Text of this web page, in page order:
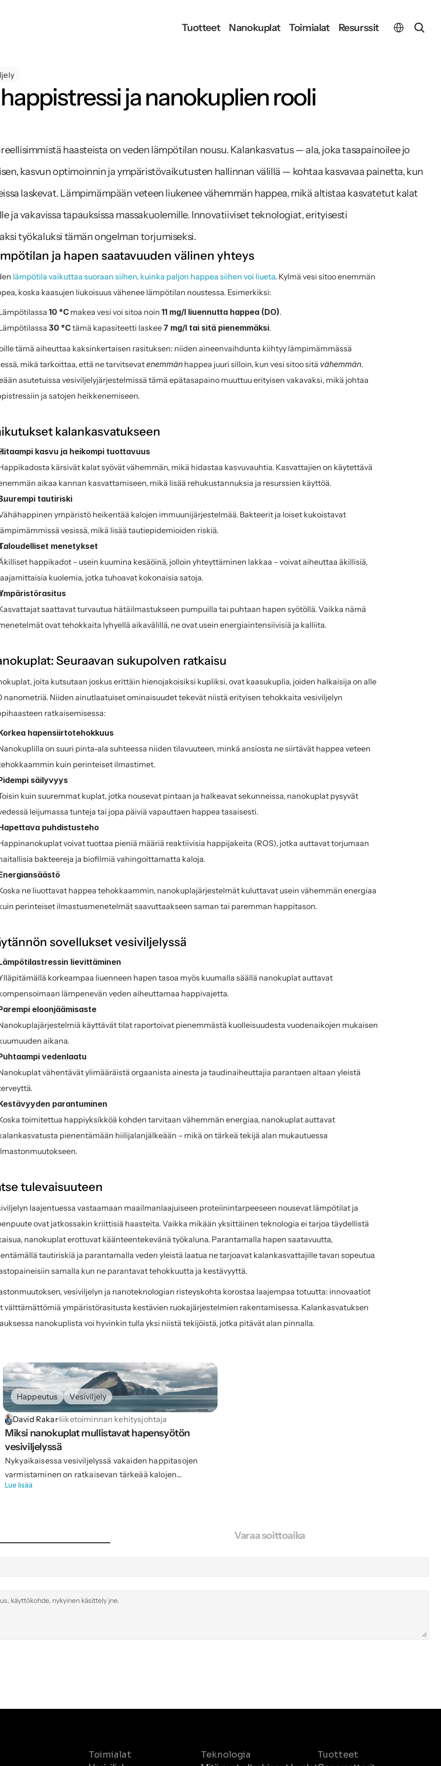
Tuotteet Nanokuplat Toimialat Resurssit
ja nanokuplien rooli
haasteista on veden lämpötilan nousu. Kalankasvatus — ala, joka tasapainoilee jo
kasvun optimoinnin ja ympäristövaikutusten hallinnan välillä — kohtaa kasvavaa painetta, kun
laskevat. Lämpimämpään veteen liukenee vähemmän happea, mikä altistaa kasvatetut kalat
ja vakavissa tapauksissa massakuolemille. Innovatiiviset teknologiat, erityisesti
työkaluksi tämän ongelman torjumiseksi.
ja hapen saatavuuden välinen yhteys
lämpötila vaikuttaa suoraan siihen, kuinka paljon happea siihen voi liueta. Kylmä vesi sitoo enemmän
koska kaasujen liukoisuus vähenee lämpötilan noustessa. Esimerkiksi:
10 °C makea vesi voi sitoa noin 11 mg/l liuennutta happea (DO).
30 °C tämä kapasiteetti laskee 7 mg/l tai sitä pienemmäksi.
tämä aiheuttaa kaksinkertaisen rasituksen: niiden aineenvaihdunta kiihtyy lämpimämmässä
mikä tarkoittaa, että ne tarvitsevat enemmän happea juuri silloin, kun vesi sitoo sitä vähemmän.
asutetuissa vesiviljelyjärjestelmissä tämä epätasapaino muuttuu erityisen vakavaksi, mikä johtaa
ja satojen heikkenemiseen.
kalankasvatukseen
kasvu ja heikompi tuottavuus
kärsivät kalat syövät vähemmän, mikä hidastaa kasvuvauhtia. Kasvattajien on käytettävä
aikaa kannan kasvattamiseen, mikä lisää rehukustannuksia ja resurssien käyttöä.
tautiriski
ympäristö heikentää kalojen immuunijärjestelmää. Bakteerit ja loiset kukoistavat
vesissä, mikä lisää tautiepidemioiden riskiä.
menetykset
happikadot – usein kuumina kesäöinä, jolloin yhteyttäminen lakkaa – voivat aiheuttaa äkillisiä,
kuolemia, jotka tuhoavat kokonaisia satoja.
saattavat turvautua hätäilmastukseen pumpuilla tai puhtaan hapen syötöllä. Vaikka nämä
ovat tehokkaita lyhyellä aikavälillä, ne ovat usein energiaintensiivisiä ja kalliita.
Seuraavan sukupolven ratkaisu
joita kutsutaan joskus erittäin hienojakoisiksi kupliksi, ovat kaasukuplia, joiden halkaisija on alle
nanometriä. Niiden ainutlaatuiset ominaisuudet tekevät niistä erityisen tehokkaita vesiviljelyn
ratkaisemisessa:
hapensiirtotehokkuus
on suuri pinta-ala suhteessa niiden tilavuuteen, minkä ansiosta ne siirtävät happea veteen
kuin perinteiset ilmastimet.
säilyvyys
kuin suuremmat kuplat, jotka nousevat pintaan ja halkeavat sekunneissa, nanokuplat pysyvät
leijumassa tunteja tai jopa päiviä vapauttaen happea tasaisesti.
puhdistusteho
voivat tuottaa pieniä määriä reaktiivisia happijakeita (ROS), jotka auttavat torjumaan
bakteereja ja biofilmiä vahingoittamatta kaloja.
ne liuottavat happea tehokkaammin, nanokuplajärjestelmät kuluttavat usein vähemmän energiaa
perinteiset ilmastusmenetelmät saavuttaakseen saman tai paremman happitason.
sovellukset vesiviljelyssä
lievittäminen
korkeampaa liuenneen hapen tasoa myös kuumalla säällä nanokuplat auttavat
lämpenevän veden aiheuttamaa happivajetta.
eloonjäämisaste
käyttävät tilat raportoivat pienemmästä kuolleisuudesta vuodenaikojen mukaisen
aikana.
vedenlaatu
vähentävät ylimääräistä orgaanista ainesta ja taudinaiheuttajia parantaen altaan yleistä
parantuminen
toimitettua happiyksikköä kohden tarvitaan vähemmän energiaa, nanokuplat auttavat
pienentämään hiilijalanjälkeään – mikä on tärkeä tekijä alan mukautuessa
tulevaisuuteen
laajentuessa vastaamaan maailmanlaajuiseen proteiinintarpeeseen nousevat lämpötilat ja
ovat jatkossakin kriittisiä haasteita. Vaikka mikään yksittäinen teknologia ei tarjoa täydellistä
nanokuplat erottuvat käänteentekevänä työkaluna. Parantamalla hapen saatavuutta,
tautiriskiä ja parantamalla veden yleistä laatua ne tarjoavat kalankasvattajille tavan sopeutua
samalla kun ne parantavat tehokkuutta ja kestävyyttä.
vesiviljelyn ja nanoteknologian risteyskohta korostaa laajempaa totuutta: innovaatiot
välttämättömiä ympäristörasitusta kestävien ruokajärjestelmien rakentamisessa. Kalankasvatuksen
nanokuplista voi hyvinkin tulla yksi niistä tekijöistä, jotka pitävät alan pinnalla.
Happeutus Vesiviljely
David Rakar·liiketoiminnan kehitysjohtaja
Miksi nanokuplat mullistavat hapensyötön
vesiviljelyssä
Nykyaikaisessa vesiviljelyssä vakaiden happitasojen
varmistaminen on ratkaisevan tärkeää kalojen
terveyden ja hyvinvoinnin ylläpitämiseksi. Perinteiset
happea, kuluttavat energiaa ja aiheuttavat logistisia
Lue lisää
Varaa soittoaika
Toimialat Teknologia Tuotteet